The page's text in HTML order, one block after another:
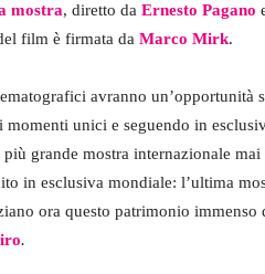
mostra, diretto da Ernesto Pagano
film è firmata da Marco Mirk.
avranno un’opportunità
unici e seguendo in
più grande mostra internazionale mai
in esclusiva mondiale: l’ultima
ora questo patrimonio immenso
.